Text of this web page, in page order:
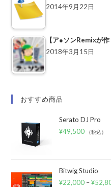
2014年9月22日
【ア●ソンRemixが
2018年3月15日
おすすめ商品
Serato DJ Pro
¥49,500 （税込）
Bitwig Studio
¥22,000 –¥